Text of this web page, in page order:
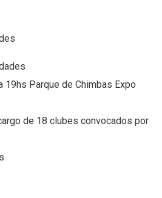
19hs Parque de Chimbas Expo
de 18 clubes convocados por